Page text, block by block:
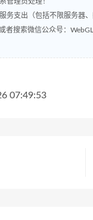
务支出（包括不限服务器、
者搜索微信公众号：
07:49:53